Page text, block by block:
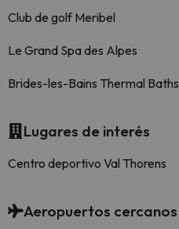
Club de golf Meribel
Le Grand Spa des Alpes
Brides-les-Bains Thermal Baths
Lugares de interés
Centro deportivo Val Thorens
Aeropuertos cercanos